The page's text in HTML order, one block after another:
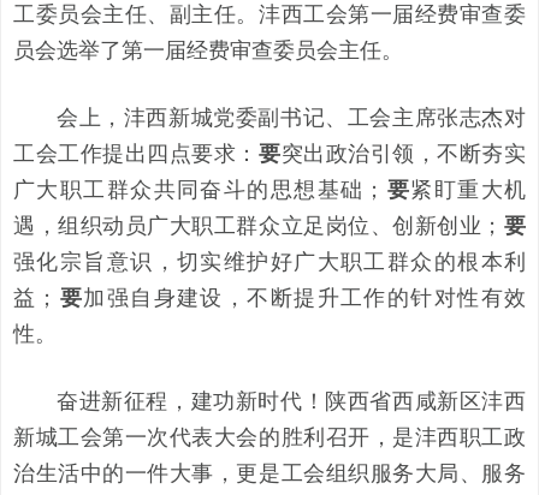
工委员会主任、副主任。沣西工会第一届经费审查委
员会选举了第一届经费审查委员会主任。
会上，沣西新城党委副书记、工会主席张志杰对
工会工作提出四点要求： 要突出政治引领，不断夯实
广大职工群众共同奋斗的思想基础； 要紧盯重大机
遇，组织动员广大职工群众立足岗位、创新创业； 要
强化宗旨意识，切实维护好广大职工群众的根本利
益； 要加强自身建设，不断提升工作的针对性有效
性。
奋进新征程，建功新时代！陕西省西咸新区沣西
新城工会第一次代表大会的胜利召开，是沣西职工政
治生活中的一件大事，更是工会组织服务大局、服务